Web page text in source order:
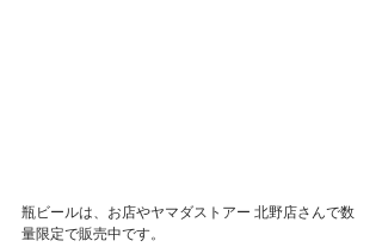
瓶ビールは、お店やヤマダストアー 北野店さんで数
量限定で販売中です。